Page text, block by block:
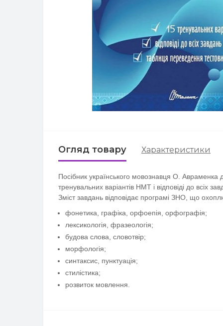
Огляд товару Характеристики
Посібник українського мовознавця О. Авраменка
тренувальних варіантів НМТ і відповіді до всіх
Зміст завдань відповідає програмі ЗНО, що
фонетика, графіка, орфоепія, орфографія;
лексикологія, фразеологія;
будова слова, словотвір;
морфологія;
синтаксис, пунктуація;
стилістика;
розвиток мовлення.